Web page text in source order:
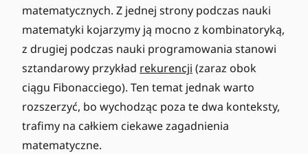
matematycznych. Z jednej strony podczas nauki
matematyki kojarzymy ją mocno z kombinatoryką,
z drugiej podczas nauki programowania stanowi
sztandarowy przykład rekurencji (zaraz obok
ciągu Fibonacciego). Ten temat jednak warto
rozszerzyć, bo wychodząc poza te dwa konteksty,
trafimy na całkiem ciekawe zagadnienia
matematyczne.